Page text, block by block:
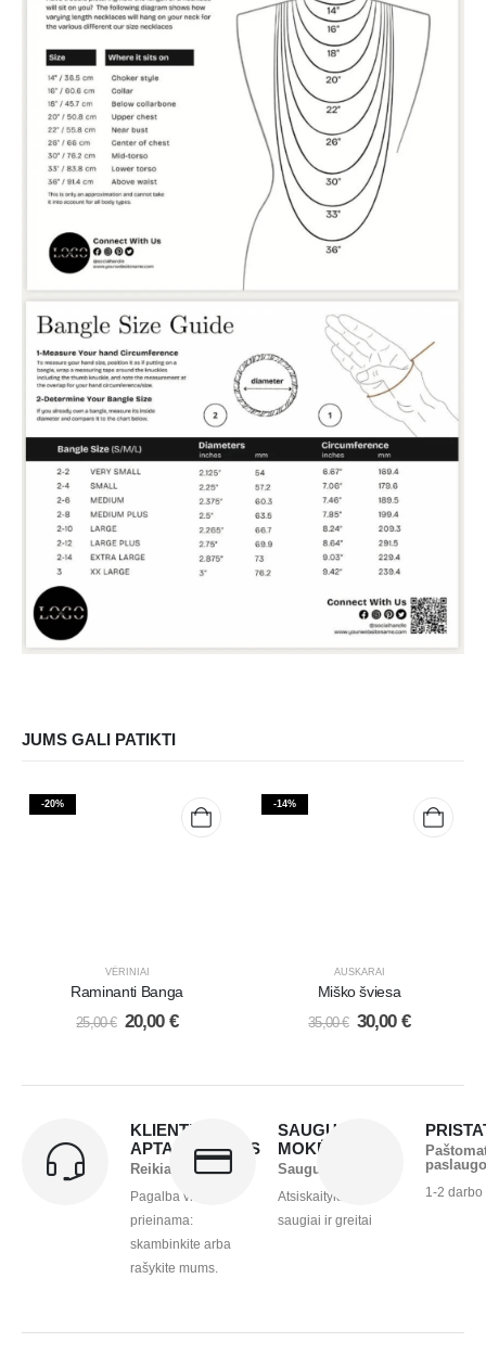
JUMS GALI PATIKTI
-20%
VĖRINIAI
Raminanti Banga
25,00€ 20,00 €
-14%
AUSKARAI
Miško šviesa
35,00€ 30,00 €
KLIENTŲ
APTARNAVIMAS
Reikia pagalbos?
Pagalba visada
prieinama:
skambinkite arba
rašykite mums.
SAUGUS
MOKĖJIMAS
Saugu ir greita
Atsiskaitykite
saugiai ir greitai
1-2